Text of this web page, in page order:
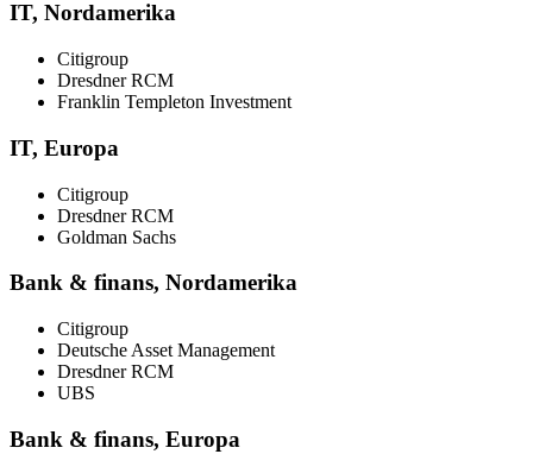
IT, Nordamerika
Citigroup
Dresdner RCM
Franklin Templeton Investment
IT, Europa
Citigroup
Dresdner RCM
Goldman Sachs
Bank & finans, Nordamerika
Citigroup
Deutsche Asset Management
Dresdner RCM
UBS
Bank & finans, Europa